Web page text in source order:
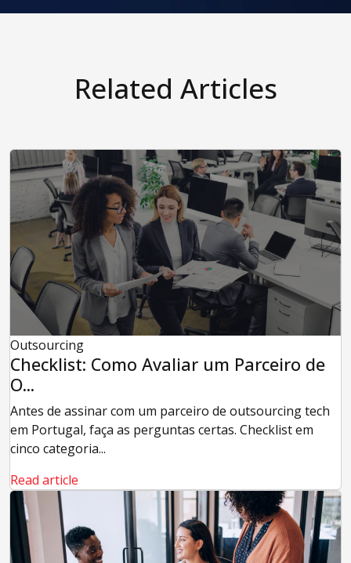
Related Articles
Outsourcing
Checklist: Como Avaliar um Parceiro de
O...
Antes de assinar com um parceiro de outsourcing tech
em Portugal, faça as perguntas certas. Checklist em
cinco categoria...
Read article